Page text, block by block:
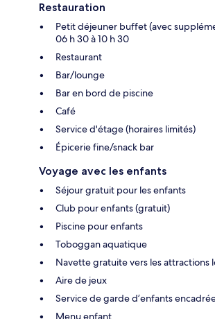
Restauration
Petit déjeuner buffet (avec
06 h 30 à 10 h 30
Restaurant
Bar/lounge
Bar en bord de piscine
Café
Service d'étage (horaires limités)
Épicerie fine/snack bar
Voyage avec les enfants
Séjour gratuit pour les enfants
Club pour enfants (gratuit)
Piscine pour enfants
Toboggan aquatique
Navette gratuite vers les attractions
Aire de jeux
Service de garde d’enfants
Menu enfant